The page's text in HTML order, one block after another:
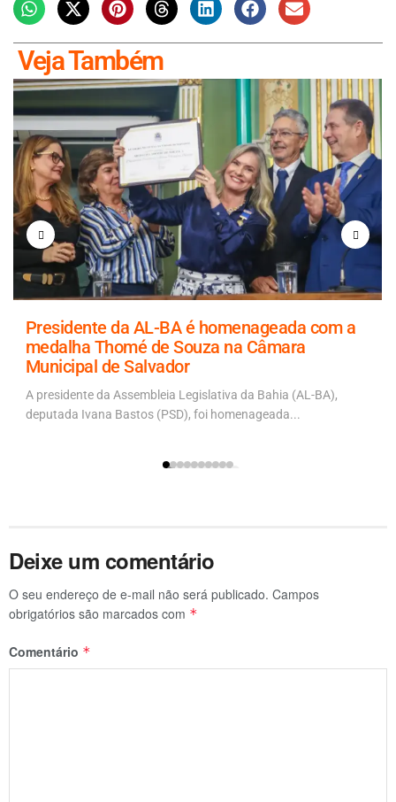
Veja Também
Presidente da AL-BA é homenageada com a
medalha Thomé de Souza na Câmara
Municipal de Salvador
A presidente da Assembleia Legislativa da Bahia (AL-BA),
deputada Ivana Bastos (PSD), foi homenageada...
Deixe um comentário
O seu endereço de e-mail não será publicado. Campos
obrigatórios são marcados com *
Comentário *